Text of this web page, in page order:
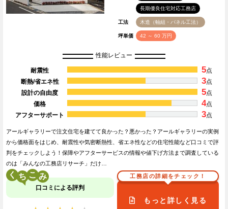
長期優良住宅対応工務店
工法 木造（軸組・パネル工法）
坪単価 42 ～ 60 万円
性能レビュー
耐震性 5点
断熱/省エネ性
3点
設計の自由度
5点
価格
4点
アフターサポート
3点
アールギャラリーで注文住宅を建てて良かった？悪かった？アールギャラリーの実例
から価格面をはじめ、耐震性や気密断熱性、省エネ性などの住宅性能など口コミで評
判をチェックしよう！保障やアフターサービスの情報や値下げ方法まで調査している
のは「みんなの工務店リサーチ」だけ…
く こ
口コミによる評判
工務店の詳細をチェック！
もっと詳しく見る